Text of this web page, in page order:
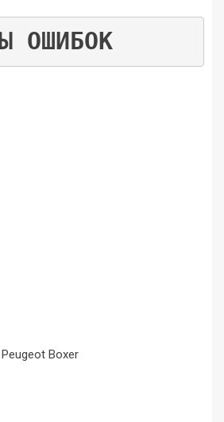
ОШИБОК
Boxer